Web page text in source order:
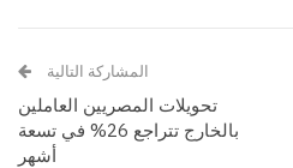
المشاركة التالية
تحويلات المصريين العاملين
بالخارج تتراجع 26% في تسعة
أشهر